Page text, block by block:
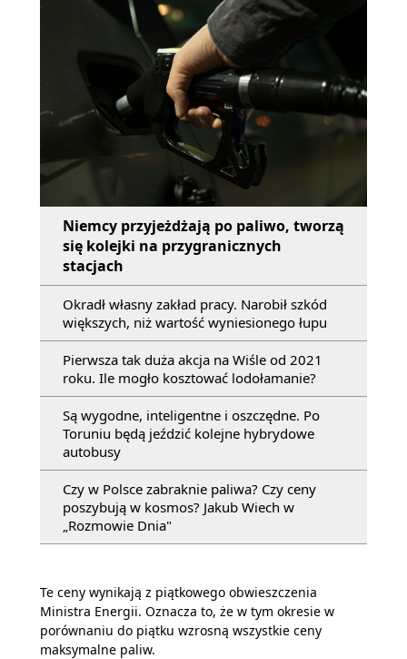
Niemcy przyjeżdżają po paliwo, tworzą
się kolejki na przygranicznych
stacjach
Okradł własny zakład pracy. Narobił szkód
większych, niż wartość wyniesionego łupu
Pierwsza tak duża akcja na Wiśle od 2021
roku. Ile mogło kosztować lodołamanie?
Są wygodne, inteligentne i oszczędne. Po
Toruniu będą jeździć kolejne hybrydowe
autobusy
Czy w Polsce zabraknie paliwa? Czy ceny
poszybują w kosmos? Jakub Wiech w
„Rozmowie Dnia"
Te ceny wynikają z piątkowego obwieszczenia
Ministra Energii. Oznacza to, że w tym okresie w
porównaniu do piątku wzrosną wszystkie ceny
maksymalne paliw.